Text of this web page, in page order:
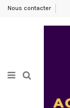
Nous contacter